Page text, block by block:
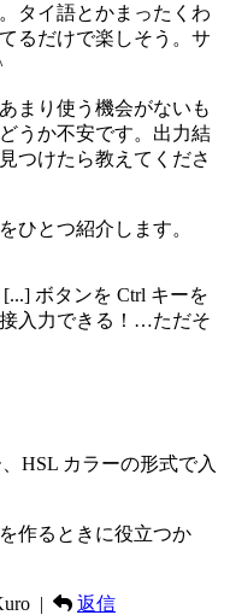
タイ語とかまったくわ
るだけで楽しそう。サ
まり使う機会がないも
うか不安です。出力結
つけたら教えてくださ
ひとつ紹介します。
ボタンを Ctrl キーを
入力できる！…ただそ
HSL カラーの形式で入
作るときに役立つか
|
返信